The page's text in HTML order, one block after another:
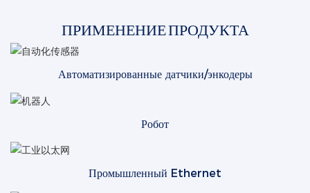
ПРИМЕНЕНИЕ ПРОДУКТА
Автоматизированные датчики/энкодеры
Робот
Промышленный Ethernet